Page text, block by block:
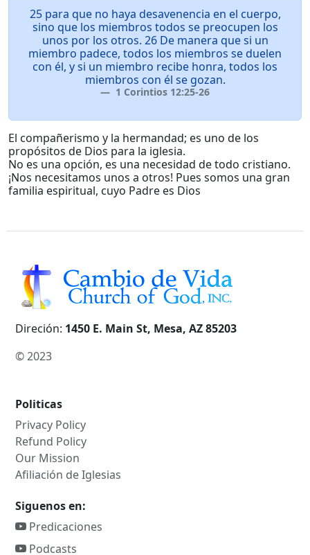
25 para que no haya desavenencia en el cuerpo,
sino que los miembros todos se preocupen los
unos por los otros. 26 De manera que si un
miembro padece, todos los miembros se duelen
con él, y si un miembro recibe honra, todos los
miembros con él se gozan.
1 Corintios 12:25-26
El compañerismo y la hermandad; es uno de los
propósitos de Dios para la iglesia.
No es una opción, es una necesidad de todo cristiano.
¡Nos necesitamos unos a otros! Pues somos una gran
familia espiritual, cuyo Padre es Dios
Direción: 1450 E. Main St, Mesa, AZ 85203
© 2023
Politicas
Privacy Policy
Refund Policy
Our Mission
Afiliación de Iglesias
Siguenos en:
Predicaciones
Podcasts